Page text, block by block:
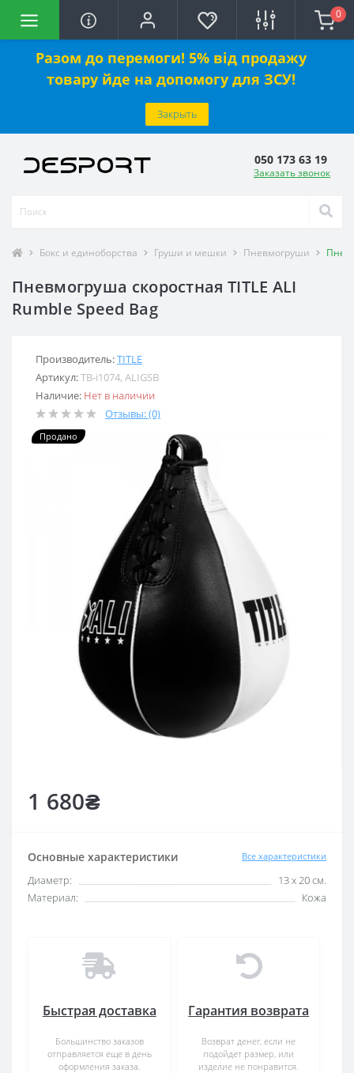
Разом до перемоги! 5% від продажу
товару йде на допомогу для ЗСУ!
Закрыть
0
050 173 63 19
Заказать звонок
Бокс и единоборства Груши и мешки Пневмогруши
Пневмогруша скоростная TITLE ALI
Rumble Speed Bag
Производитель:TITLE
Артикул:TB-i1074, ALIGSB
Наличие: Нет в наличии
Отзывы: (0)
Продано
1 680₴
Основные характеристики Все характеристики
Диаметр:
13 х 20 см.
Материал:
Кожа
Быстрая доставка
Большинство заказов
отправляется еще в день
оформления заказа.
Гарантия возврата
Возврат денег, если не
подойдет размер, или
изделие не понравится.